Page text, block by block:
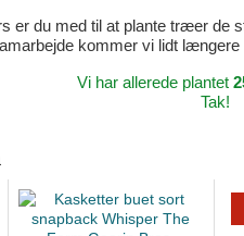
er du med til at plante træer
kommer vi lidt
Vi har allerede plantet
Tak!